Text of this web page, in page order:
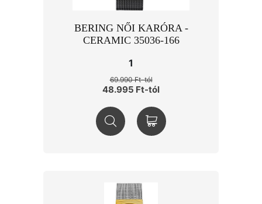
BERING NŐI KARÓRA -
CERAMIC 35036-166
1
69.990 Ft-tól
48.995 Ft-tól